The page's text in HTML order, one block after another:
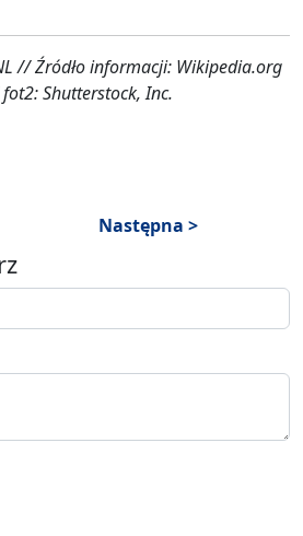
// Źródło informacji: Wikipedia.org
Shutterstock, Inc.
Następna >